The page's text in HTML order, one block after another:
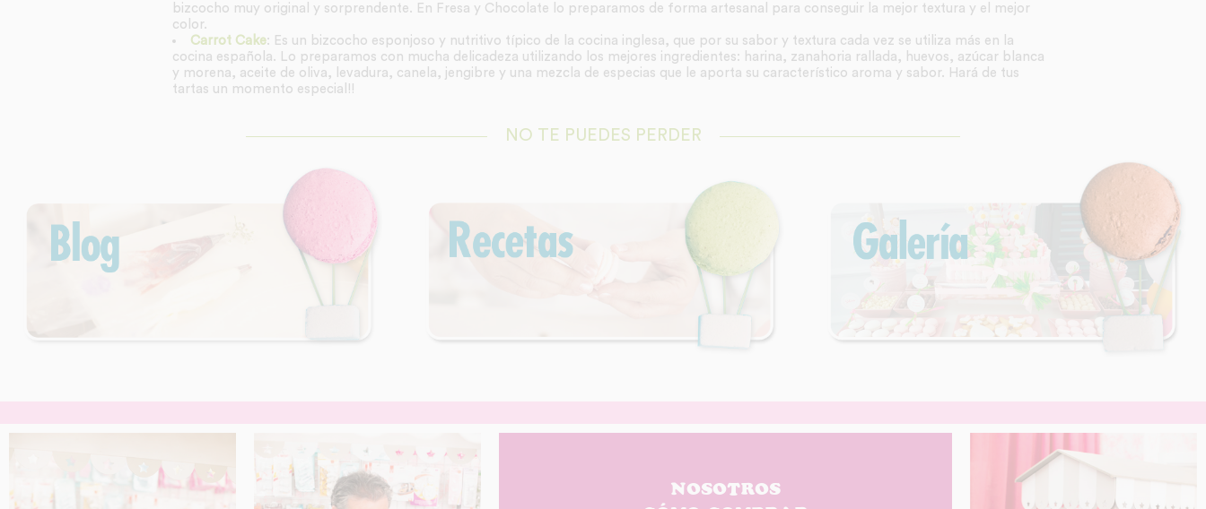
bizcocho muy original y sorprendente. En Fresa y Chocolate lo preparamos de forma artesanal para conseguir la mejor textura y el mejor
color.
Carrot Cake: Es un bizcocho esponjoso y nutritivo típico de la cocina inglesa, que por su sabor y textura cada vez se utiliza más en la
cocina española. Lo preparamos con mucha delicadeza utilizando los mejores ingredientes: harina, zanahoria rallada, huevos, azúcar blanca
y morena, aceite de oliva, levadura, canela, jengibre y una mezcla de especias que le aporta su característico aroma y sabor. Hará de tus
tartas un momento especial!!
NO TE PUEDES PERDER
NOSOTROS